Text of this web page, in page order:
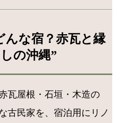
んな宿？赤瓦と縁
の沖縄”
瓦屋根・石垣・木造の
古民家を、宿泊用にリノ